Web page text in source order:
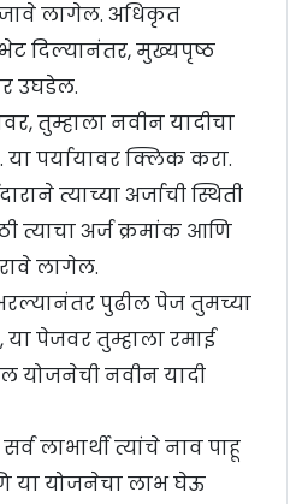
लागेल. अधिकृत
दिल्यानंतर, मुख्यपृष्ठ
उघडेल.
तुम्हाला नवीन यादीचा
या पर्यायावर क्लिक करा.
त्याच्या अर्जाची स्थिती
त्याचा अर्ज क्रमांक आणि
लागेल.
भरल्यानंतर पुढील पेज तुमच्या
पेजवर तुम्हाला रमाई
योजनेची नवीन यादी
लाभार्थी त्यांचे नाव पाहू
या योजनेचा लाभ घेऊ